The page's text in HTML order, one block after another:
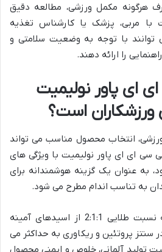
هرگونه مکمل ورزشی، مطالعه دقیق
مربی، پزشک یا کارشناس تغذیه
توانند با توجه به وضعیت سلامتی و
را ارائه دهند.
ای پاور نولیمیت
ورزشکاران است؟
انتخاب محصول مناسب می تواند
سی ای ای پاور نولیمیت با ویژگی های
به عنوان یک گزینه هوشمندانه برای
به تناسب اندام مطرح می شود.
این مکمل نه تنها با ارائه نسبت طلایی 2:1:1 از اسیدهای آمینه
سنتز پروتئین و ریکاوری به حداکثر می